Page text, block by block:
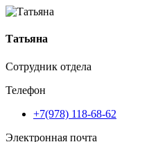
Татьяна
Сотрудник отдела
Телефон
+7(978) 118-68-62
Электронная почта